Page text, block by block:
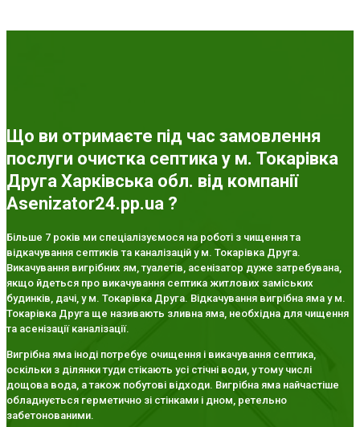
Що ви отримаєте під час замовлення
послуги очистка септика у м. Токарівка
Друга Харківська обл. від компанії
Asenizator24.pp.ua ?
Більше 7 років ми спеціалізуємося на роботі з чищення та
відкачування септиків та каналізацій у м. Токарівка Друга.
Викачування вигрібних ям, туалетів, асенізатор дуже затребувана,
якщо йдеться про викачування септика житлових заміських
будинків, дачі, у м. Токарівка Друга. Відкачування вигрібна яма у м.
Токарівка Друга ще називають зливна яма, необхідна для чищення
та асенізації каналізації.
Вигрібна яма іноді потребує очищення і викачування септика,
оскільки з ділянки туди стікають усі стічні води, у тому числі
дощова вода, а також побутові відходи. Вигрібна яма найчастіше
обладнується герметично зі стінками і дном, ретельно
забетонованими.